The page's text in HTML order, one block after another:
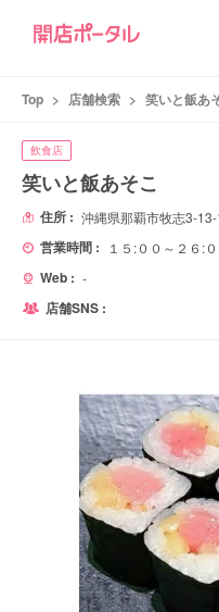
Top > 店舗検索 > 笑いと飯あ
飲食店
笑いと飯あそこ
住所 : 沖縄県那覇市牧志3-
営業時間 : １５:００～２６:０
Web : -
店舗SNS :